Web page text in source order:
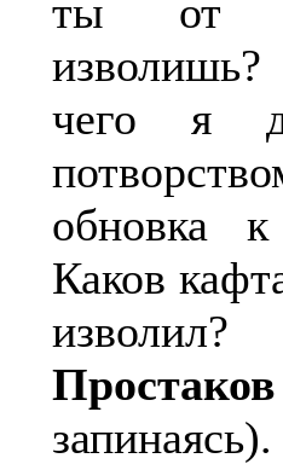
ты от
чего я
обновка
Каков
изволил?
Простаков